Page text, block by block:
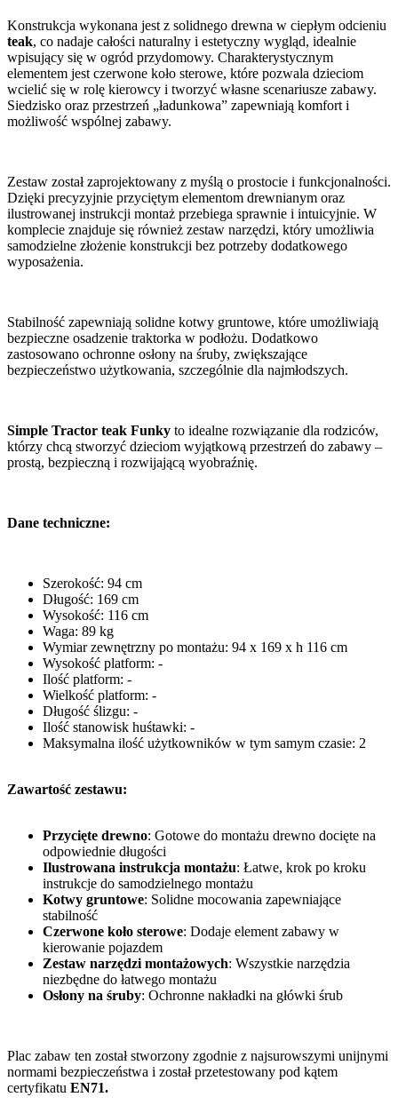
Konstrukcja wykonana jest z solidnego drewna w ciepłym odcieniu
teak, co nadaje całości naturalny i estetyczny wygląd, idealnie
wpisujący się w ogród przydomowy. Charakterystycznym
elementem jest czerwone koło sterowe, które pozwala dzieciom
wcielić się w rolę kierowcy i tworzyć własne scenariusze zabawy.
Siedzisko oraz przestrzeń „ładunkowa” zapewniają komfort i
możliwość wspólnej zabawy.
Zestaw został zaprojektowany z myślą o prostocie i funkcjonalności.
Dzięki precyzyjnie przyciętym elementom drewnianym oraz
ilustrowanej instrukcji montaż przebiega sprawnie i intuicyjnie. W
komplecie znajduje się również zestaw narzędzi, który umożliwia
samodzielne złożenie konstrukcji bez potrzeby dodatkowego
wyposażenia.
Stabilność zapewniają solidne kotwy gruntowe, które umożliwiają
bezpieczne osadzenie traktorka w podłożu. Dodatkowo
zastosowano ochronne osłony na śruby, zwiększające
bezpieczeństwo użytkowania, szczególnie dla najmłodszych.
Simple Tractor teak Funky to idealne rozwiązanie dla rodziców,
którzy chcą stworzyć dzieciom wyjątkową przestrzeń do zabawy –
prostą, bezpieczną i rozwijającą wyobraźnię.
Dane techniczne:
Szerokość: 94 cm
Długość: 169 cm
Wysokość: 116 cm
Waga: 89 kg
Wymiar zewnętrzny po montażu: 94 x 169 x h 116 cm
Wysokość platform: -
Ilość platform: -
Wielkość platform: -
Długość ślizgu: -
Ilość stanowisk huśtawki: -
Maksymalna ilość użytkowników w tym samym czasie: 2
Zawartość zestawu:
Przycięte drewno: Gotowe do montażu drewno docięte na
odpowiednie długości
Ilustrowana instrukcja montażu: Łatwe, krok po kroku
instrukcje do samodzielnego montażu
Kotwy gruntowe: Solidne mocowania zapewniające
stabilność
Czerwone koło sterowe: Dodaje element zabawy w
kierowanie pojazdem
Zestaw narzędzi montażowych: Wszystkie narzędzia
niezbędne do łatwego montażu
Osłony na śruby: Ochronne nakładki na główki śrub
Plac zabaw ten został stworzony zgodnie z najsurowszymi unijnymi
normami bezpieczeństwa i został przetestowany pod kątem
certyfikatu EN71.